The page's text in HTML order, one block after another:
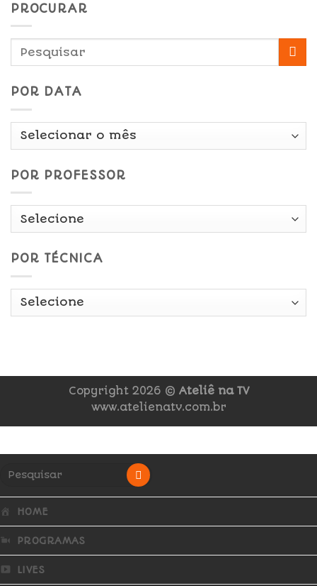
PROCURAR
POR DATA
Por
POR PROFESSOR
POR TÉCNICA
Copyright 2026 © Ateliê na TV
www.atelienatv.com.br
HOME
PROGRAMAS
LIVES